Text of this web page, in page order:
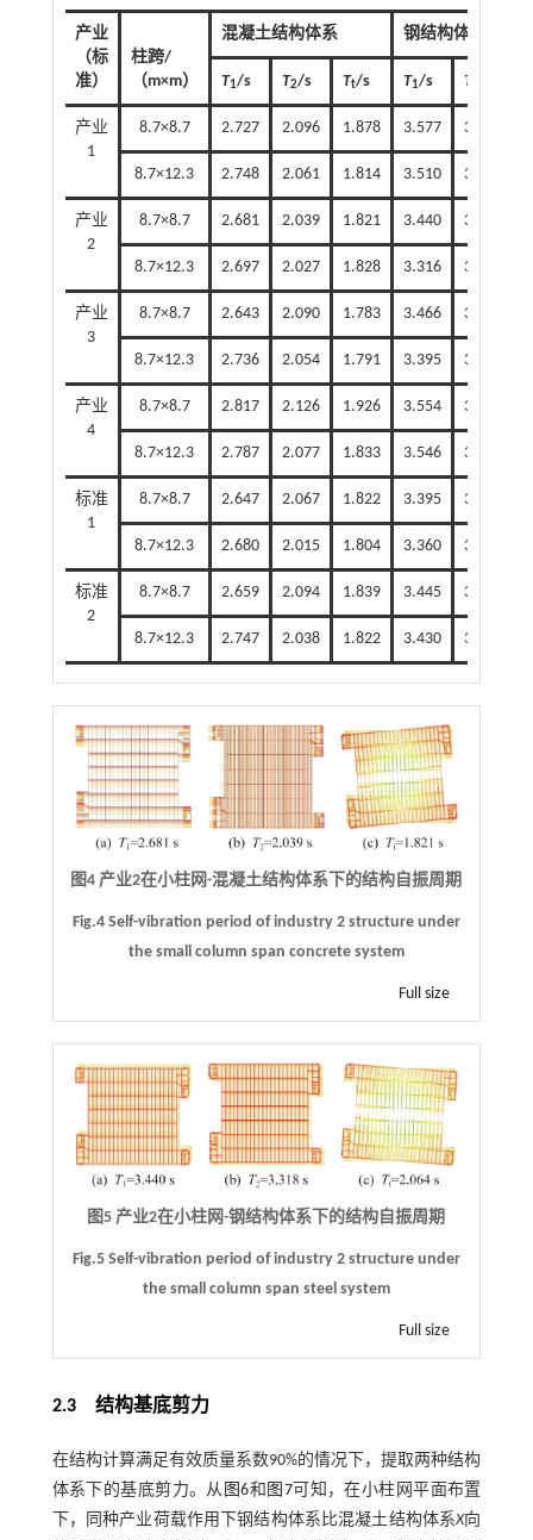
产业
（标
准）
柱跨/
（m×m）
混凝土结构体系 钢结构体系
T1/s T2/s Tt/s T1/s T
产业
1
8.7×8.7 2.727 2.096 1.878 3.577 3.357
8.7×12.3 2.748 2.061 1.814 3.510 3.342
产业
2
8.7×8.7 2.681 2.039 1.821 3.440 3.318
8.7×12.3 2.697 2.027 1.828 3.316 3.256
产业
3
8.7×8.7 2.643 2.090 1.783 3.466 3.187
8.7×12.3 2.736 2.054 1.791 3.395 3.169
产业
4
8.7×8.7 2.817 2.126 1.926 3.554 3.383
8.7×12.3 2.787 2.077 1.833 3.546 3.426
标准
1
8.7×8.7 2.647 2.067 1.822 3.395 3.518
8.7×12.3 2.680 2.015 1.804 3.360 3.324
标准
2
8.7×8.7 2.659 2.094 1.839 3.445 3.360
8.7×12.3 2.747 2.038 1.822 3.430 3.362
图4 产业2在小柱网-混凝土结构体系下的结构自振周期
Fig.4 Self-vibration period of industry 2 structure under
the small column span concrete system
Full size
图5 产业2在小柱网-钢结构体系下的结构自振周期
Fig.5 Self-vibration period of industry 2 structure under
the small column span steel system
Full size
2.3结构基底剪力
在结构计算满足有效质量系数90%的情况下，提取两种结构
体系下的基底剪力。从 图6和 图7可知，在小柱网平面布置
下，同种产业荷载作用下钢结构体系比混凝土结构体系X向